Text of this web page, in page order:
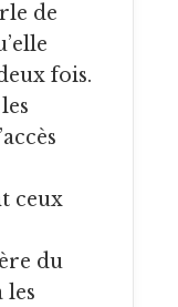
de
fois.
ceux
du
les